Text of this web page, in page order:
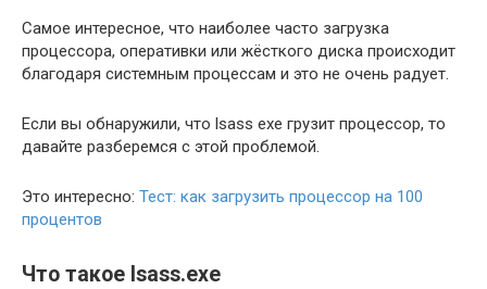
Самое интересное, что наиболее часто загрузка
процессора, оперативки или жёсткого диска происходит
благодаря системным процессам и это не очень радует.
Если вы обнаружили, что lsass exe грузит процессор, то
давайте разберемся с этой проблемой.
Это интересно: Тест: как загрузить процессор на 100
процентов
Что такое lsass.exe